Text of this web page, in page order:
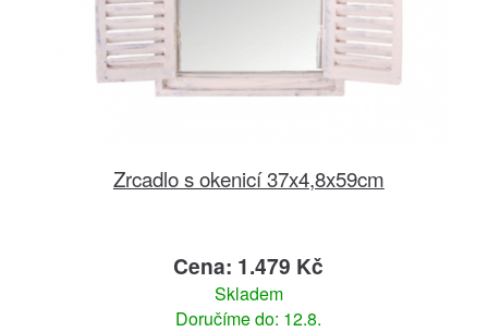
Zrcadlo s okenicí 37x4,8x59cm
Cena: 1.479 Kč
Skladem
Doručíme do: 12.8.